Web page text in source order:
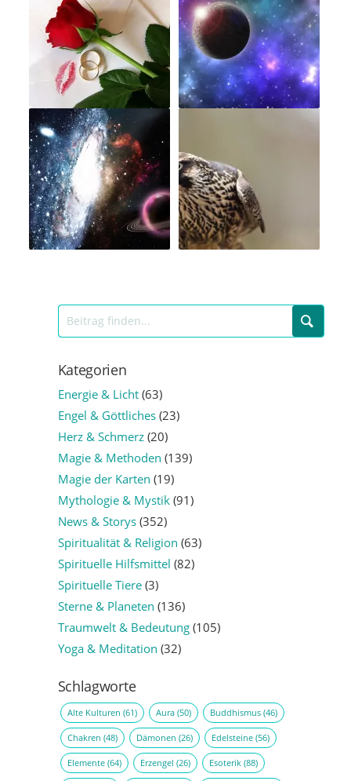
Kategorien
Energie & Licht(63)
Engel & Göttliches(23)
Herz & Schmerz(20)
Magie & Methoden (139)
Magie der Karten (19)
Mythologie & Mystik(91)
News & Storys(352)
Spiritualität & Religion (63)
Spirituelle Hilfsmittel (82)
Spirituelle Tiere(3)
Sterne & Planeten (136)
Traumwelt & Bedeutung(105)
Yoga & Meditation (32)
Schlagworte
Alte Kulturen (61) Aura(50) Buddhismus(46)
Chakren (48) Dämonen (26) Edelsteine(56)
Elemente(64) Erzengel (26) Esoterik(88)